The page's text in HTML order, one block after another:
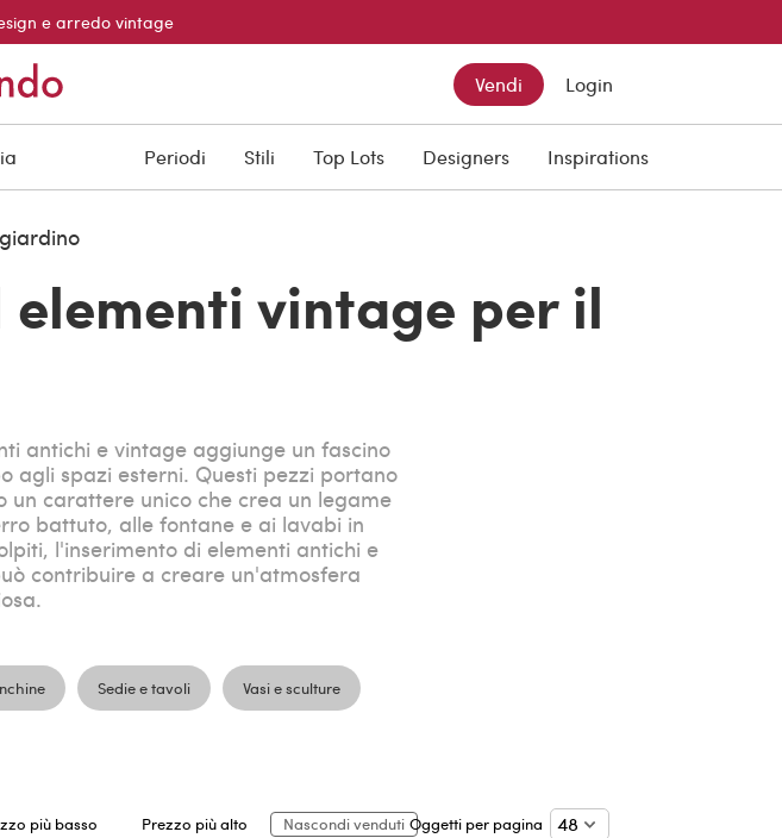
e arredo vintage
Vendi Login
Periodi Stili Top Lots Designers Inspirations
vintage per il
antichi e vintage aggiunge un fascino
agli spazi esterni. Questi pezzi portano
un carattere unico che crea un legame
battuto, alle fontane e ai lavabi in
l'inserimento di elementi antichi e
contribuire a creare un'atmosfera
Sedie e tavoli Vasi e sculture
più basso Prezzo più alto Nascondi venduti Oggetti per pagina